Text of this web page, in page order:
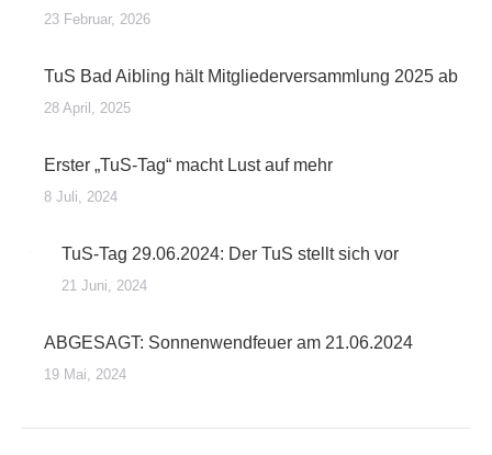
23 Februar, 2026
TuS Bad Aibling hält Mitgliederversammlung 2025 ab
28 April, 2025
Erster „TuS-Tag“ macht Lust auf mehr
8 Juli, 2024
TuS-Tag 29.06.2024: Der TuS stellt sich vor
21 Juni, 2024
ABGESAGT: Sonnenwendfeuer am 21.06.2024
19 Mai, 2024